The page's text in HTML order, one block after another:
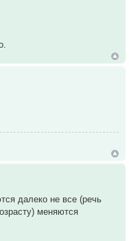
далеко не все (речь
меняются